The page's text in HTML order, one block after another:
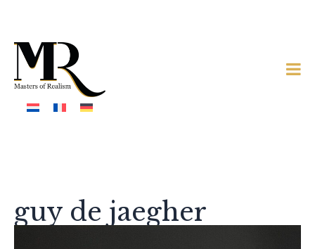
guy de jaegher